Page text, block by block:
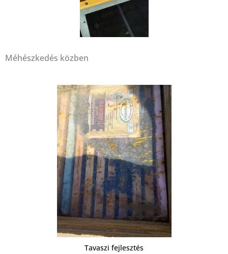
Méhészkedés közben
Tavaszi fejlesztés